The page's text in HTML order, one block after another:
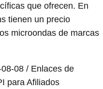
que ofrecen. En
tienen un precio
microondas de marcas
08 / Enlaces de
para Afiliados